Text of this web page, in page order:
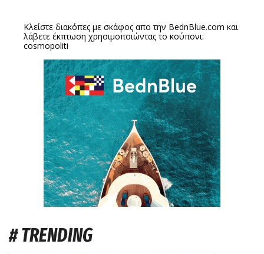
Κλείστε διακόπες με σκάφος απο την BednBlue.com και
λάβετε έκπτωση χρησιμοποιώντας το κούπονι:
cosmopoliti
# TRENDING